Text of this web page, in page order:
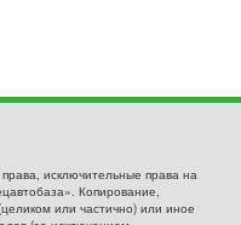
исключительные права на
Копирование,
или частично) или иное